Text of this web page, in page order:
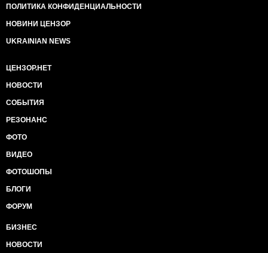
ПОЛИТИКА КОНФИДЕНЦИАЛЬНОСТИ
НОВИНИ ЦЕНЗОР
UKRAINIAN NEWS
ЦЕНЗОР.НЕТ
НОВОСТИ
СОБЫТИЯ
РЕЗОНАНС
ФОТО
ВИДЕО
ФОТОШОПЫ
БЛОГИ
ФОРУМ
БИЗНЕС
НОВОСТИ